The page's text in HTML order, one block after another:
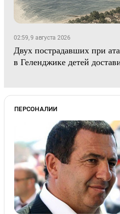
02:59, 9 августа 2026
Двух пострадавших при
в Геленджике детей
ПЕРСОНАЛИИ